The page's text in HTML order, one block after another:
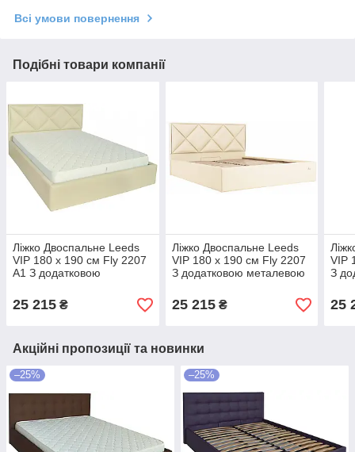
Всі умови повернення
Подібні товари компанії
Ліжко Двоспальне Leeds
VIP 180 х 190 см Fly 2207
A1 З додатковою
рамою Бежевий
25 215 ₴
Ліжко Двоспальне Leeds
VIP 180 х 190 см Fly 2207
З додатковою металевою
Бежевий
25 215₴
VIP
З
25
Акційні пропозиції та новинки
–25% –25%